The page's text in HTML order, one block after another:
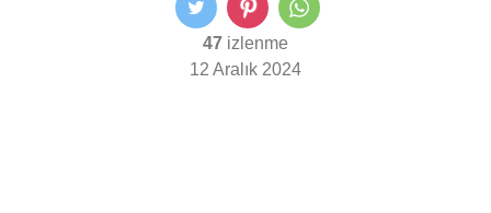
47 izlenme
12 Aralık 2024